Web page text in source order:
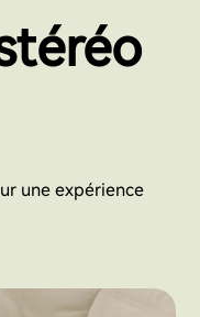
une expérience